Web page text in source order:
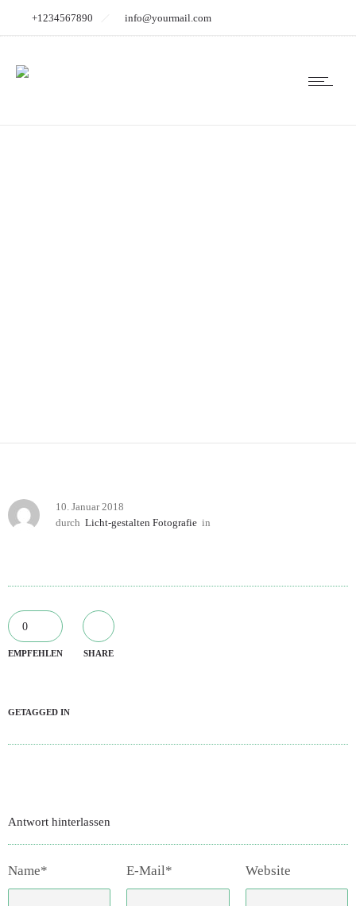
+1234567890 info@yourmail.com
10. Januar 2018
durch Licht-gestalten Fotografie in
0
EMPFEHLEN SHARE
GETAGGED IN
Antwort hinterlassen
Name* E-Mail* Website